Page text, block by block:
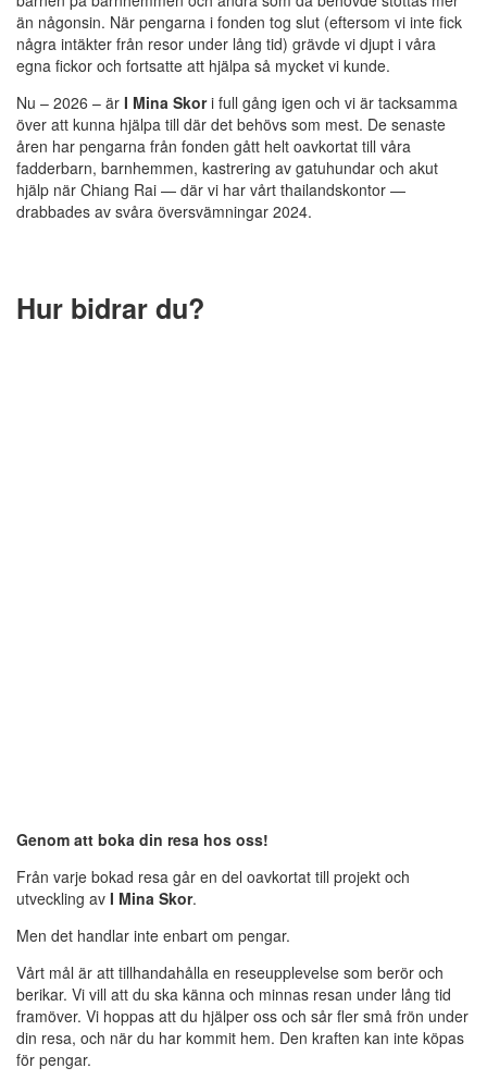
än någonsin. När pengarna i fonden tog slut (eftersom vi inte fick
några intäkter från resor under lång tid) grävde vi djupt i våra
egna fickor och fortsatte att hjälpa så mycket vi kunde.
Nu – 2026 – är I Mina Skori full gång igen och vi är tacksamma
över att kunna hjälpa till där det behövs som mest. De senaste
åren har pengarna från fonden gått helt oavkortat till våra
fadderbarn, barnhemmen, kastrering av gatuhundar och akut
hjälp när Chiang Rai — där vi har vårt thailandskontor —
drabbades av svåra översvämningar 2024.
Hur bidrar du?
Genom att boka din resa hos oss!
Från varje bokad resa går en del oavkortat till projekt och
utveckling av I Mina Skor.
Men det handlar inte enbart om pengar.
Vårt mål är att tillhandahålla en reseupplevelse som berör och
berikar. Vi vill att du ska känna och minnas resan under lång tid
framöver. Vi hoppas att du hjälper oss och sår fler små frön under
din resa, och när du har kommit hem. Den kraften kan inte köpas
för pengar.